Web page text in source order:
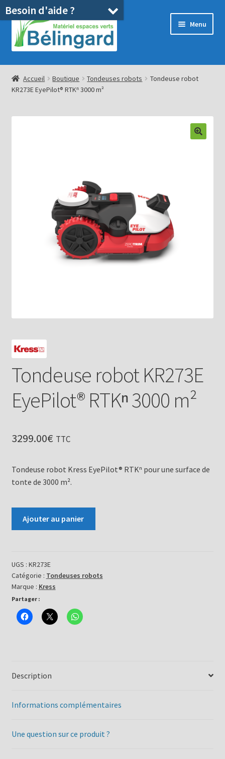
Aller
la
Aller
au
contenu
Menu
Accueil
Boutique
Location
Ouvrir
Accueil Boutique Tondeuses robots
Tondeuse robot
KR273E EyePilot® RTKⁿ 3000 m²
Tondeuse robot KR273E
EyePilot® RTKⁿ 3000 m²
3299.00€ TTC
Tondeuse robot Kress EyePilot® RTKⁿ pour une surface de
tonte de 3000 m².
KR273E
EyePilot®
RTKⁿ
3000
m²
Ajouter au panier
UGS : KR273E
Catégorie : Tondeuses robots
Marque : Kress
Partager :
Description
Informations complémentaires
Une question sur ce produit ?
Besoin d'aide ?